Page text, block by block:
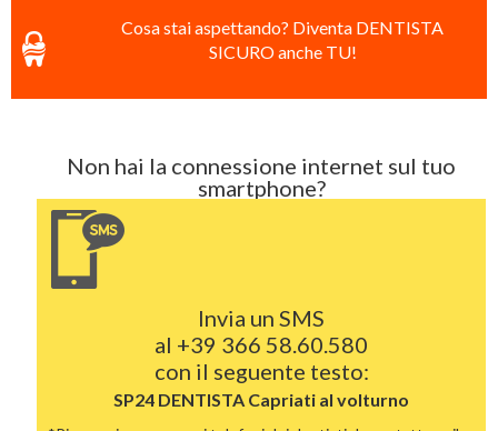
Cosa stai aspettando? Diventa DENTISTA
SICURO anche TU!
Non hai la connessione internet sul tuo
smartphone?
Invia un SMS
al +39 366 58.60.580
con il seguente testo:
SP24 DENTISTA Capriati al volturno